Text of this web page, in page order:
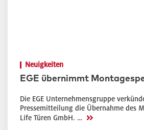
Neuigkeiten
EGE übernimmt
Die EGE Unternehmensgruppe
Pressemitteilung die Übernahme des
Life Türen GmbH. … >>